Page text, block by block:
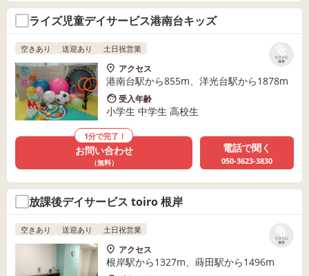
ライズ児童デイサービス港南台キッズ
リストに
保存
空きあり 送迎あり 土日祝営業
アクセス
港南台駅から855m、洋光台駅から1878m
受入年齢
小学生 中学生 高校生
1分で完了！
お問い合わせ
（無料）
電話で聞く
050-3623-3830
放課後デイサービス toiro 根岸
リストに
保存
空きあり 送迎あり 土日祝営業
アクセス
根岸駅から1327m、蒔田駅から1496m